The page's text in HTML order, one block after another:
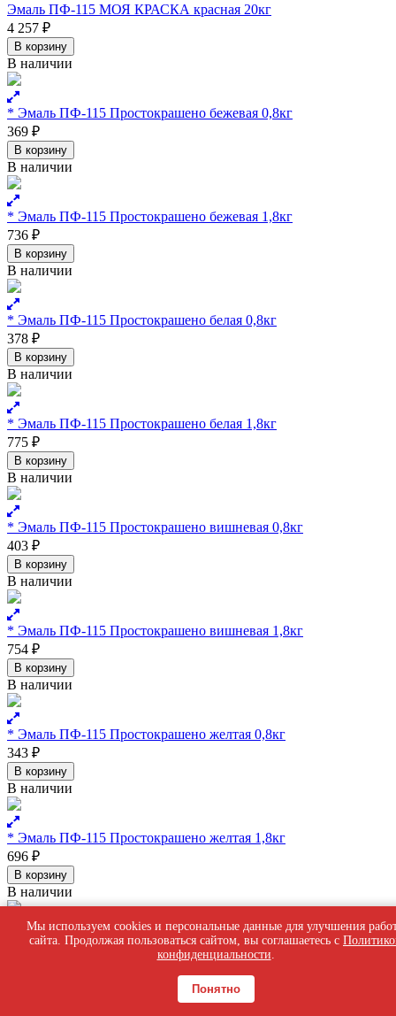
Эмаль ПФ-115 МОЯ КРАСКА красная 20кг
4 257 ₽
В корзину
В наличии
* Эмаль ПФ-115 Простокрашено бежевая 0,8кг
369 ₽
В корзину
В наличии
* Эмаль ПФ-115 Простокрашено бежевая 1,8кг
736 ₽
В корзину
В наличии
* Эмаль ПФ-115 Простокрашено белая 0,8кг
378 ₽
В корзину
В наличии
* Эмаль ПФ-115 Простокрашено белая 1,8кг
775 ₽
В корзину
В наличии
* Эмаль ПФ-115 Простокрашено вишневая 0,8кг
403 ₽
В корзину
В наличии
* Эмаль ПФ-115 Простокрашено вишневая 1,8кг
754 ₽
В корзину
В наличии
* Эмаль ПФ-115 Простокрашено желтая 0,8кг
343 ₽
В корзину
В наличии
* Эмаль ПФ-115 Простокрашено желтая 1,8кг
696 ₽
В корзину
В наличии
* Эмаль ПФ-115 Простокрашено зеленая 0,8кг
Мы используем cookies и персональные данные для улучшения
сайта. Продолжая пользоваться сайтом, вы соглашаетесь с
конфиденциальности.
Понятно